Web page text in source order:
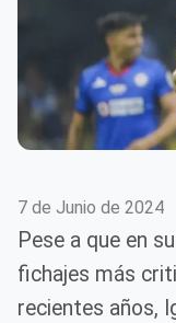
7 de Junio de 2024
Pese a que en
fichajes más
recientes años,